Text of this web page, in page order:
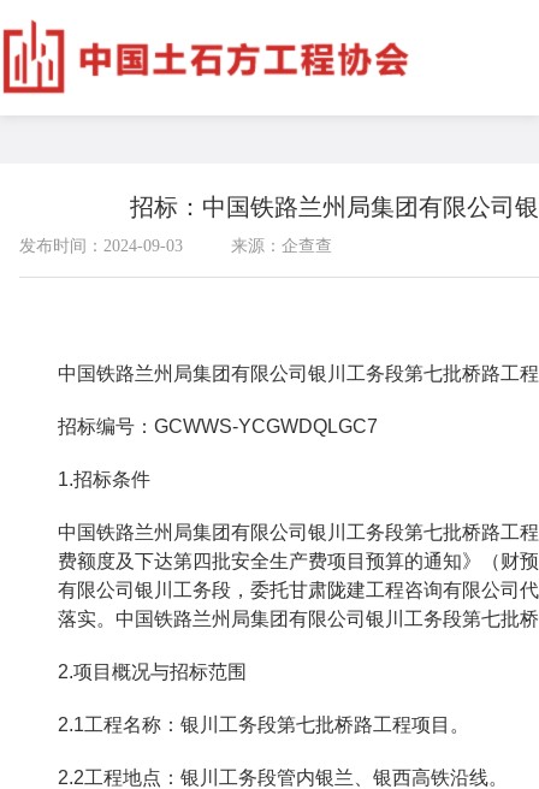
招标：中国铁路兰州局集团有限公司
发布时间：2024-09-03 来源：企查查
中国铁路兰州局集团有限公司银川工务段第七批桥路工
招标编号：GCWWS-YCGWDQLGC7
1.招标条件
中国铁路兰州局集团有限公司银川工务段第七批桥路工
费额度及下达第四批安全生产费项目预算的通知》（财
有限公司银川工务段，委托甘肃陇建工程咨询有限公司
落实。中国铁路兰州局集团有限公司银川工务段第七批
2.项目概况与招标范围
2.1工程名称：银川工务段第七批桥路工程项目。
2.2工程地点：银川工务段管内银兰、银西高铁沿线。